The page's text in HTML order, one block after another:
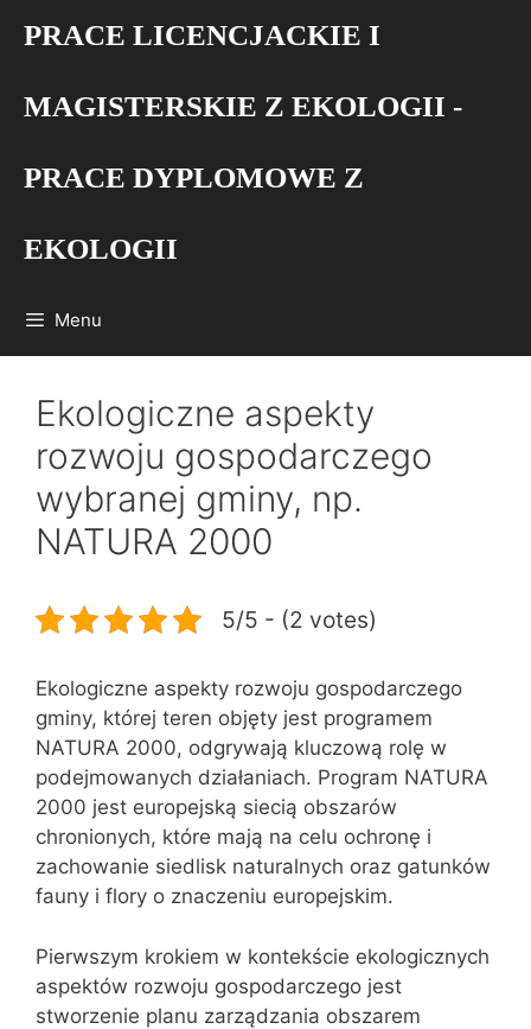
PRACE LICENCJACKIE I
MAGISTERSKIE Z EKOLOGII -
PRACE DYPLOMOWE Z
EKOLOGII
Menu
Ekologiczne aspekty
rozwoju gospodarczego
wybranej gminy, np.
NATURA 2000
5/5 - (2 votes)
Ekologiczne aspekty rozwoju gospodarczego
gminy, której teren objęty jest programem
NATURA 2000, odgrywają kluczową rolę w
podejmowanych działaniach. Program NATURA
2000 jest europejską siecią obszarów
chronionych, które mają na celu ochronę i
zachowanie siedlisk naturalnych oraz gatunków
fauny i flory o znaczeniu europejskim.
Pierwszym krokiem w kontekście ekologicznych
aspektów rozwoju gospodarczego jest
stworzenie planu zarządzania obszarem